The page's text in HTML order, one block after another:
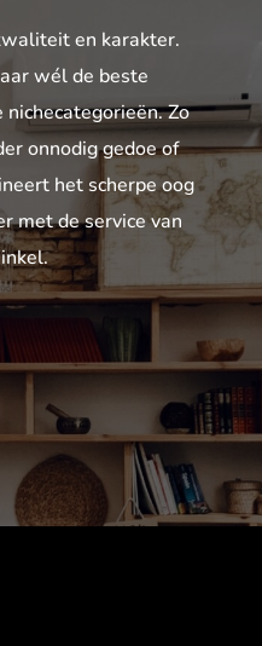
en karakter.
wél de beste
Zo
onnodig gedoe of
het scherpe oog
met de service van